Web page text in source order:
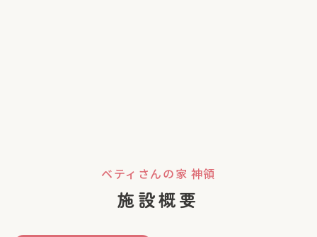
ベティさんの家 神領
施設概要